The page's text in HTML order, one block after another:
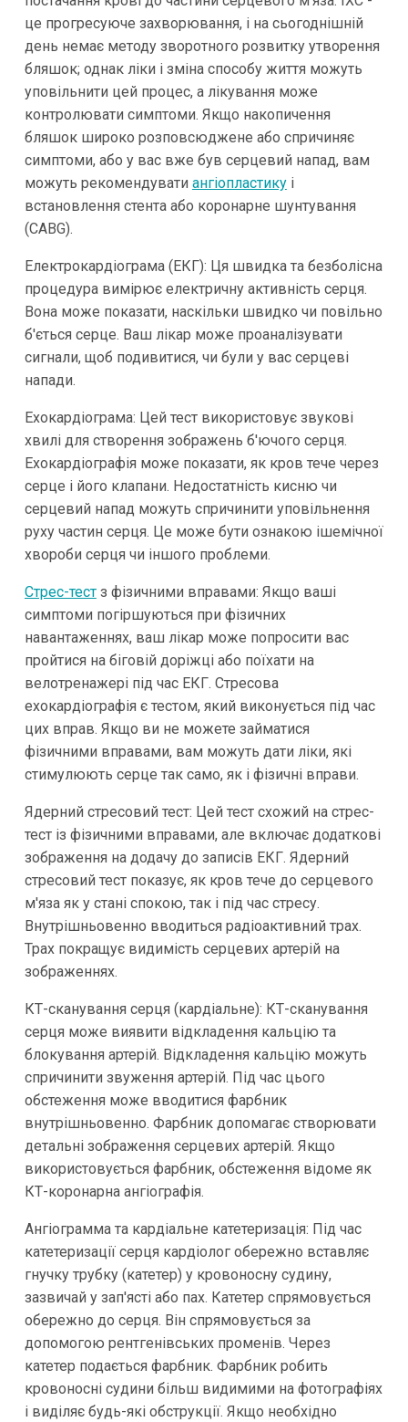
це прогресуюче захворювання, і на сьогоднішній
день немає методу зворотного розвитку утворення
бляшок; однак ліки і зміна способу життя можуть
уповільнити цей процес, а лікування може
контролювати симптоми. Якщо накопичення
бляшок широко розповсюджене або спричиняє
симптоми, або у вас вже був серцевий напад, вам
можуть рекомендувати ангіопластикуі
встановлення стента або коронарне шунтування
(CABG).
Електрокардіограма (ЕКГ): Ця швидка та безболісна
процедура вимірює електричну активність серця.
Вона може показати, наскільки швидко чи повільно
б'ється серце. Ваш лікар може проаналізувати
сигнали, щоб подивитися, чи були у вас серцеві
напади.
Ехокардіограма: Цей тест використовує звукові
хвилі для створення зображень б'ючого серця.
Ехокардіографія може показати, як кров тече через
серце і його клапани. Недостатність кисню чи
серцевий напад можуть спричинити уповільнення
руху частин серця. Це може бути ознакою ішемічної
хвороби серця чи іншого проблеми.
Стрес-тестз фізичними вправами: Якщо ваші
симптоми погіршуються при фізичних
навантаженнях, ваш лікар може попросити вас
пройтися на біговій доріжці або поїхати на
велотренажері під час ЕКГ. Стресова
ехокардіографія є тестом, який виконується під час
цих вправ. Якщо ви не можете займатися
фізичними вправами, вам можуть дати ліки, які
стимулюють серце так само, як і фізичні вправи.
Ядерний стресовий тест: Цей тест схожий на стрес-
тест із фізичними вправами, але включає додаткові
зображення на додачу до записів ЕКГ. Ядерний
стресовий тест показує, як кров тече до серцевого
м'яза як у стані спокою, так і під час стресу.
Внутрішньовенно вводиться радіоактивний трах.
Трах покращує видимість серцевих артерій на
зображеннях.
КТ-сканування серця (кардіальне): КТ-сканування
серця може виявити відкладення кальцію та
блокування артерій. Відкладення кальцію можуть
спричинити звуження артерій. Під час цього
обстеження може вводитися фарбник
внутрішньовенно. Фарбник допомагає створювати
детальні зображення серцевих артерій. Якщо
використовується фарбник, обстеження відоме як
КТ-коронарна ангіографія.
Ангіограмма та кардіальне катетеризація: Під час
катетеризації серця кардіолог обережно вставляє
гнучку трубку (катетер) у кровоносну судину,
зазвичай у зап'ясті або пах. Катетер спрямовується
обережно до серця. Він спрямовується за
допомогою рентгенівських променів. Через
катетер подається фарбник. Фарбник робить
кровоносні судини більш видимими на фотографіях
і виділяє будь-які обструкції. Якщо необхідно